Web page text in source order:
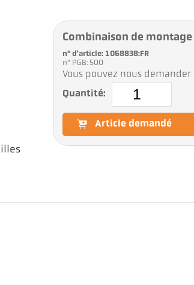
Combinaison de
n° d'article: 1068838:FR
n° PGB: 500
Vous pouvez nous
Quantité:
Article demandé